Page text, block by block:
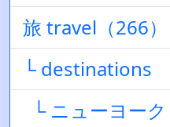
旅 travel（266）
└ destinations
└ ニューヨー